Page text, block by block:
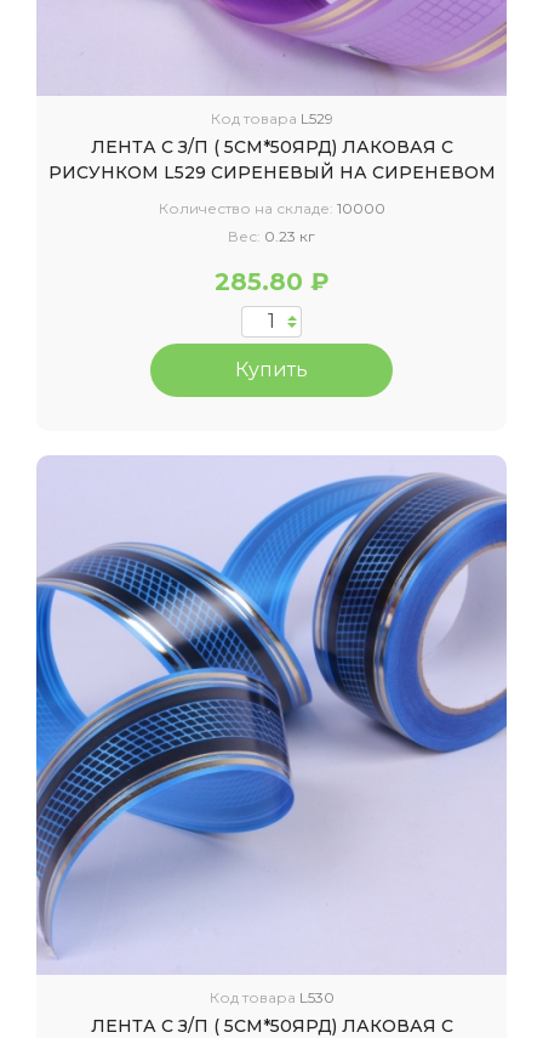
Код товара L529
ЛЕНТА С З/П ( 5СМ*50ЯРД) ЛАКОВАЯ С
РИСУНКОМ L529 СИРЕНЕВЫЙ НА СИРЕНЕВОМ
Количество на складе: 10000
Вес: 0.23 кг
285.80 ₽
Купить
Код товара L530
ЛЕНТА С З/П ( 5СМ*50ЯРД) ЛАКОВАЯ С